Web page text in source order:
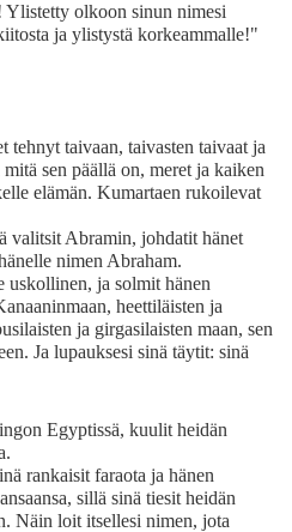
Ylistetty olkoon sinun nimesi
ja ylistystä korkeammalle!"
tehnyt taivaan, taivasten taivaat ja
sen päällä on, meret ja kaiken
elämän. Kumartaen rukoilevat
valitsit Abramin, johdatit hänet
nimen Abraham.
uskollinen, ja solmit hänen
heettiläisten ja
ja girgasilaisten maan, sen
Ja lupauksesi sinä täytit: sinä
Egyptissä, kuulit heidän
rankaisit faraota ja hänen
sillä sinä tiesit heidän
Näin loit itsellesi nimen, jota